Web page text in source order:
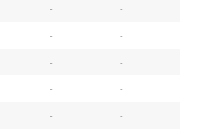
-
-
-
-
-
-
-
-
-
-